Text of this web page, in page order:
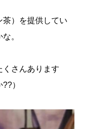
茶）を提供してい
。
くさんあります
）